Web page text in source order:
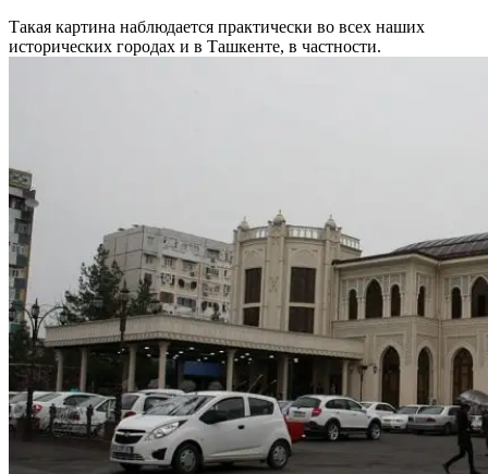
Такая картина наблюдается практически во всех наших
исторических городах и в Ташкенте, в частности.